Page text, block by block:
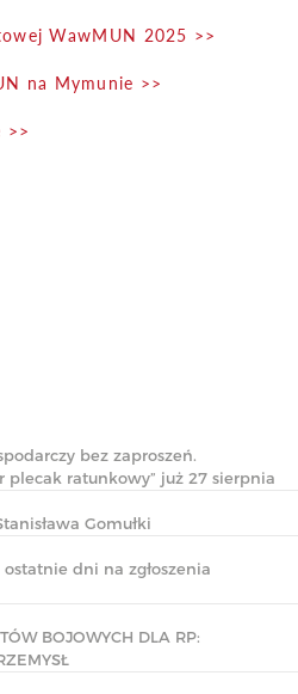
bez zaproszeń.
plecak ratunkowy” już 27 sierpnia
Gomułki
dni na zgłoszenia
BOJOWYCH DLA RP:
WawMUN 2025 >>
na Mymunie >>
>>